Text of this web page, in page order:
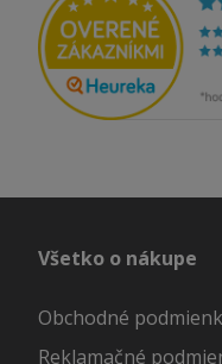
Všetko o nákupe
Obchodné
Reklamačné